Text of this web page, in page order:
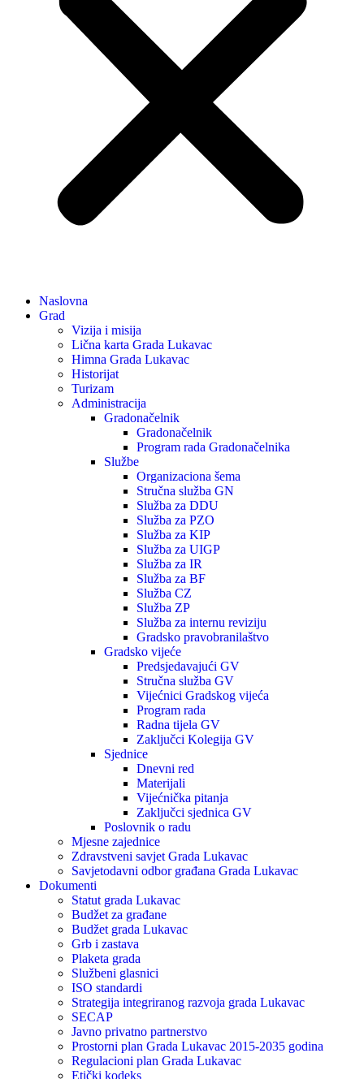
Naslovna
Grad
Vizija i misija
Lična karta Grada Lukavac
Himna Grada Lukavac
Historijat
Turizam
Administracija
Gradonačelnik
Gradonačelnik
Program rada Gradonačelnika
Službe
Organizaciona šema
Stručna služba GN
Služba za DDU
Služba za PZO
Služba za KIP
Služba za UIGP
Služba za IR
Služba za BF
Služba CZ
Služba ZP
Služba za internu reviziju
Gradsko pravobranilaštvo
Gradsko vijeće
Predsjedavajući GV
Stručna služba GV
Vijećnici Gradskog vijeća
Program rada
Radna tijela GV
Zaključci Kolegija GV
Sjednice
Dnevni red
Materijali
Vijećnička pitanja
Zaključci sjednica GV
Poslovnik o radu
Mjesne zajednice
Zdravstveni savjet Grada Lukavac
Savjetodavni odbor građana Grada Lukavac
Dokumenti
Statut grada Lukavac
Budžet za građane
Budžet grada Lukavac
Grb i zastava
Plaketa grada
Službeni glasnici
ISO standardi
Strategija integriranog razvoja grada Lukavac
SECAP
Javno privatno partnerstvo
Prostorni plan Grada Lukavac 2015-2035 godina
Regulacioni plan Grada Lukavac
Etički kodeks